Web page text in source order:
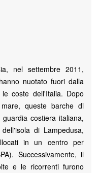
nel settembre 2011,
nuotato fuori dalla
coste dell'Italia. Dopo
queste barche di
costiera italiana,
di Lampedusa,
in un centro per
Successivamente, il
e le ricorrenti furono